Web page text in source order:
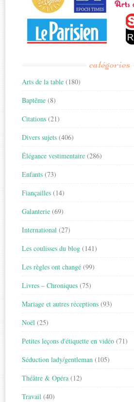
catégories
Arts de la table (180)
Baptême (8)
Citations (21)
Divers sujets (406)
Élégance vestimentaire (286)
Enfants (73)
Fiançailles (14)
Galanterie (69)
International (27)
Les coulisses du blog (141)
Les règles ont changé (99)
Livres – Chroniques (75)
Mariage et autres réceptions (93)
Noël (25)
Petites leçons d'étiquette en vidéo (71)
Séduction lady/gentleman (105)
Théâtre & Opéra (12)
Travail (40)